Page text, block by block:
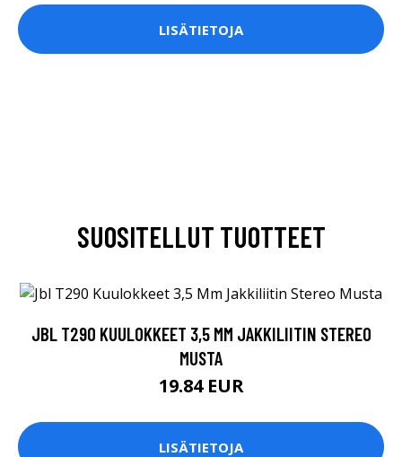
LISÄTIETOJA
SUOSITELLUT TUOTTEET
JBL T290 KUULOKKEET 3,5 MM JAKKILIITIN STEREO
MUSTA
19.84 EUR
LISÄTIETOJA